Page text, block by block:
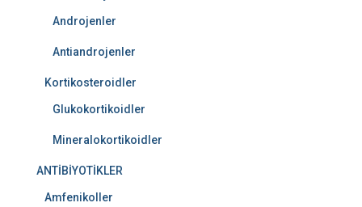
Androjenler
Antiandrojenler
Kortikosteroidler
Glukokortikoidler
Mineralokortikoidler
ANTİBİYOTİKLER
Amfenikoller